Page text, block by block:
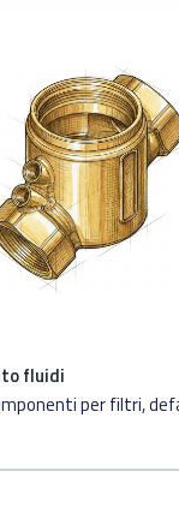
fluidi
per filtri,